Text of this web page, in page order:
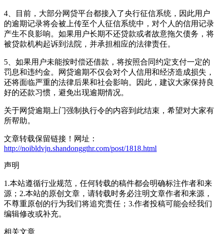
4、目前，大部分网贷平台都接入了央行征信系统，因此用户
的逾期记录将会被上传至个人征信系统中，对个人的信用记录
产生不良影响。如果用户长期不还贷款或者故意拖欠债务，将
被贷款机构起诉到法院，并承担相应的法律责任。
5、如果用户未能按时偿还借款，将按照合同约定支付一定的
罚息和违约金。网贷逾期不仅会对个人信用和经济造成损失，
还将面临严重的法律后果和社会影响。因此，建议大家保持良
好的还款习惯，避免出现逾期情况。
关于网贷逾期上门强制执行令的内容到此结束，希望对大家有
所帮助。
文章转载保留链接！网址：
http://noibldvjn.shandonggthr.com/post/1818.html
声明
1.本站遵循行业规范，任何转载的稿件都会明确标注作者和来
源；2.本站的原创文章，请转载时务必注明文章作者和来源，
不尊重原创的行为我们将追究责任；3.作者投稿可能会经我们
编辑修改或补充。
相关文章